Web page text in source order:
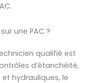
une PAC ?
qualifié est
d’étanchéité,
hydrauliques, le